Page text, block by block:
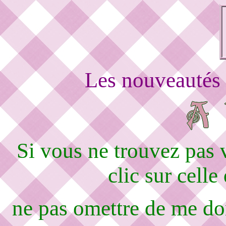
Les
Si vous ne trouvez pas
clic sur celle
ne pas omettre de me